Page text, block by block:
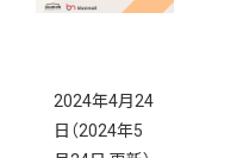
2024年4月24
日 （2024年5